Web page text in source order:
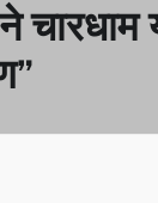
चारधाम
”